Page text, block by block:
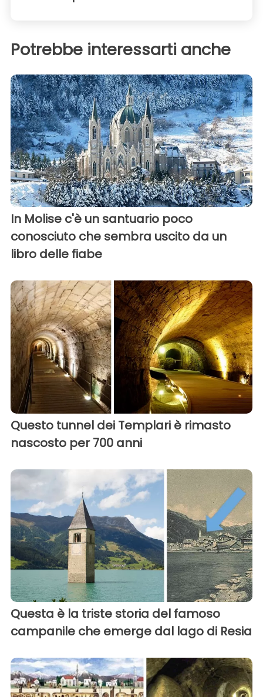
Potrebbe interessarti anche
In Molise c'è un santuario poco
conosciuto che sembra uscito da un
libro delle fiabe
Questo tunnel dei Templari è rimasto
nascosto per 700 anni
Questa è la triste storia del famoso
campanile che emerge dal lago di Resia